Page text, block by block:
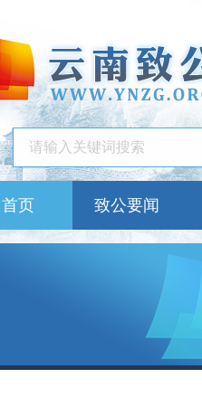
首页 致公要闻